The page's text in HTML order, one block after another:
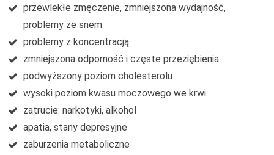
przewlekłe zmęczenie, zmniejszona wydajność,
problemy ze snem
problemy z koncentracją
zmniejszona odporność i częste przeziębienia
podwyższony poziom cholesterolu
wysoki poziom kwasu moczowego we krwi
zatrucie: narkotyki, alkohol
apatia, stany depresyjne
zaburzenia metaboliczne